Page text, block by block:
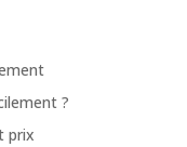
?
prix